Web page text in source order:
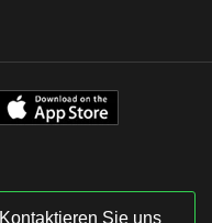
Kontaktieren Sie uns